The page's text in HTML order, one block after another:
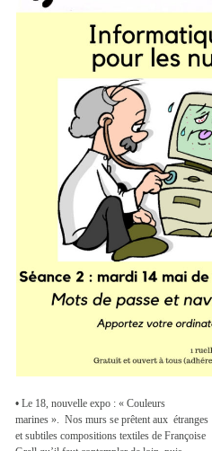
• Le 18, nouvelle expo : « Couleurs
marines ». Nos murs se prêtent aux étranges
et subtiles compositions textiles de Françoise